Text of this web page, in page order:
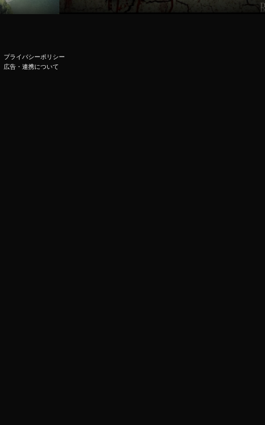
プライバシーポリシー
広告・連携について